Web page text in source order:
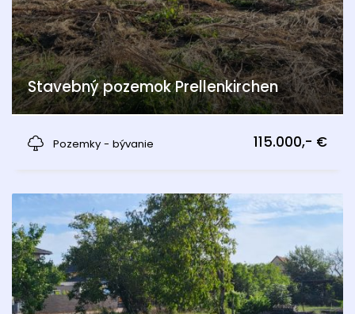
Stavebný pozemok Prellenkirchen
Pozemky - bývanie
115.000,- €